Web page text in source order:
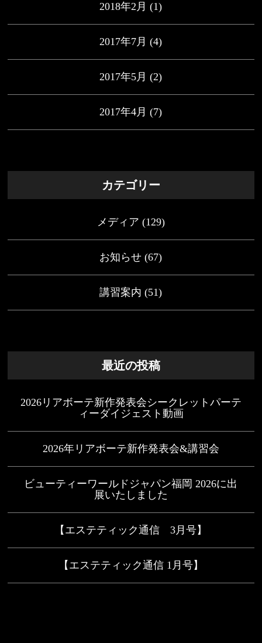
2018年2月 (1)
2017年7月 (4)
2017年5月 (2)
2017年4月 (7)
カテゴリー
メディア (129)
お知らせ (67)
講習案内 (51)
最近の投稿
2026リアボーテ新作発表会シークレットパーテ
ィーダイジェスト動画
2026年リアボーテ新作発表会&講習会
ビューティーワールドジャパン福岡 2026に出
展いたしました
【エステティック通信 3月号】
【エステティック通信 1月号】